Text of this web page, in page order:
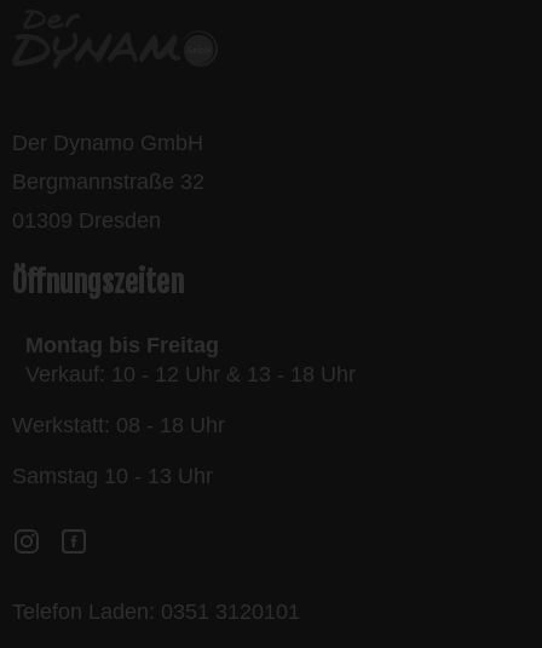
Der Dynamo GmbH
Bergmannstraße 32
01309 Dresden
Öffnungszeiten
Montag bis Freitag
Verkauf: 10 - 12 Uhr & 13 - 18 Uhr
Werkstatt: 08 - 18 Uhr
Samstag 10 - 13 Uhr
Telefon Laden: 0351 3120101